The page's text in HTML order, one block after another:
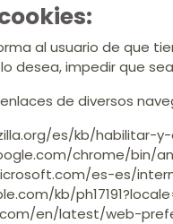
al usuario de que
desea, impedir que
de diversos
es/kb/habilitar-
chrome/bin/
es-es/
kb/
en/latest/web-